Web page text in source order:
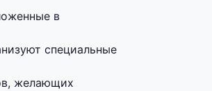
в
специальные
желающих